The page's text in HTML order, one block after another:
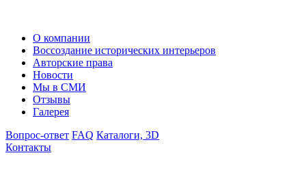
О компании
Воссоздание исторических интерьеров
Авторские права
Новости
Мы в СМИ
Отзывы
Галерея
Вопрос-ответ FAQ Каталоги, 3D
Контакты